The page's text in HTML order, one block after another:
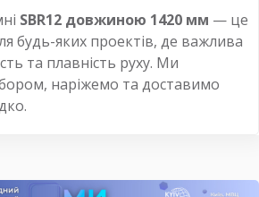
SBR12 довжиною 1420 мм — це
будь-яких проектів, де важлива
та плавність руху. Ми
наріжемо та доставимо